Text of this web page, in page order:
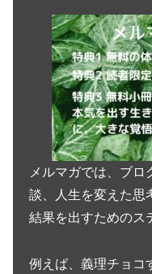
メルマガでは、ブロ
談、人生を変えた思
結果を出すためのス
例えば、義理チョコ